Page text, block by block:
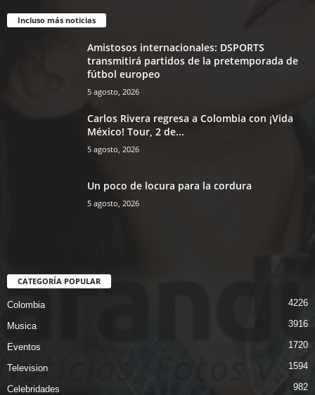
Incluso más noticias
Amistosos internacionales: DSPORTS
transmitirá partidos de la pretemporada de
fútbol europeo
5 agosto, 2026
Carlos Rivera regresa a Colombia con ¡Vida
México! Tour, 2 de...
5 agosto, 2026
Un poco de locura para la cordura
5 agosto, 2026
CATEGORÍA POPULAR
Colombia 4226
Musica 3916
Eventos 1720
Television 1594
Celebridades 982